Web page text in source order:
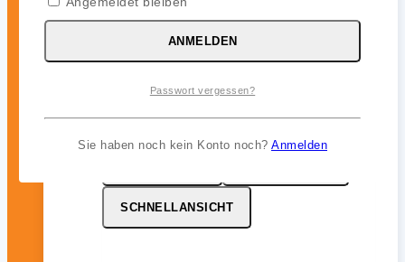
SCHNELLANSICHT
ANMELDEN
Passwort vergessen?
Sie haben noch kein Konto noch? Anmelden